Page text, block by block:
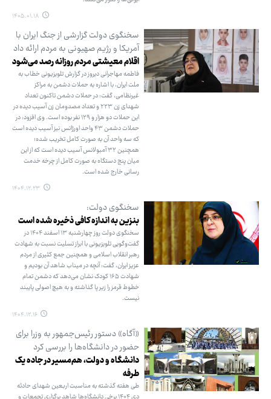
۱۴۰۵.۰۱.۱۸
سخنگوی دولت گزارشی از جنگ ایران با
آمریکا و رژیم صهیونی به مردم ارائه داد
اقلام معیشتی مردم روزانه رصد می‌شود
فاطمه مهاجرانی دیروز در گزارش تلویزیونی خطاب به
ملت ایران، با اشاره به حملات دشمن به مراکز
غیرنظامی، گفت: در حملات دشمن تاکنون تعداد
شهدای زن ۲۲۳ و تعداد مصدومان زن آسیب دیده در
این حملات دو هزار و ۱۲۹ نفر بوده است. وی افزود: در
حملات دشمن ۴۳ واحد اورژانس نیز آسیب دیده است
که سه واحد آن به صورت کامل تخریب شده؛
همچنین ۳۲ آمبولانس آسیب دیده است که از این
میان پنج دستگاه به صورت کامل از چرخه خدمت
رسانی خارج شده است.
۱۴۰۴.۱۲.۲۳
سخنگوی دولت:
بنزین به اندازه کافی ذخیره شده است
سخنگوی دولت روز چهارشنبه ۱۳ اسفند ۱۴۰۴ در
گفت‌وگویی تلویزیونی با ابراز تسلیت نسبت به شهادت
رهبر انقلاب اسلامی و همچنین جمع کثیری از مردم
عزیز ایران، گفت: آنچه در میناب شاهد آن بودیم و
شهادت ۱۶۵ کودک نشان می‌دهد که دشمن تمام
خطوط قرمز را زیر پا گذاشته و به هیچ اصولی پایبند
نیست.
۱۴۰۴.۱۲.۱۶
«آگاه» دستور رئیس‌جمهور به وزرا برای
حضور در دانشگاه‌ها را بررسی کرد
دانشگاه و دولت، هم‌مسیر در جاده یک
طرفه
طی هفته گذشته به مناسبت اربعین شهدای حادثه